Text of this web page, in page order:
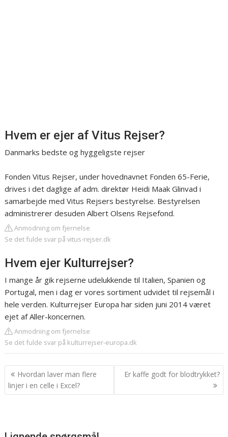
Hvem er ejer af Vitus Rejser?
Danmarks bedste og hyggeligste rejser
Fonden Vitus Rejser, under hovednavnet Fonden 65-Ferie,
drives i det daglige af adm. direktør Heidi Maak Glinvad i
samarbejde med Vitus Rejsers bestyrelse. Bestyrelsen
administrerer desuden Albert Olsens Rejsefond.
Anmodning om fjernelse
Se det fulde svar på vitus-rejser.dk
Hvem ejer Kulturrejser?
I mange år gik rejserne udelukkende til Italien, Spanien og
Portugal, men i dag er vores sortiment udvidet til rejsemål i
hele verden. Kulturrejser Europa har siden juni 2014 været
ejet af Aller-koncernen.
Anmodning om fjernelse
Se det fulde svar på kulturrejser-europa.dk
Indlægsnavigation
Hvordan laver man flere
linjer i en celle i Excel?
Er kaffe godt for blodtrykket?